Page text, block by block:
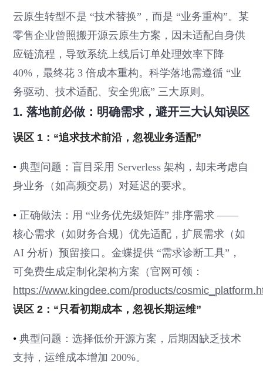
云原生转型不是 “技术替换”，而是 “业务重构”。某
零售企业曾照搬开源云原生方案，因未适配自身供
应链流程，导致系统上线后订单处理效率下降
40%，最终花 3 倍成本重构。科学落地需遵循 “业
务驱动、技术适配、安全兜底” 三大原则。
1. 落地前必做：明确需求，避开三大认知误区
误区 1：“追求技术前沿，忽视业务适配”
•典型问题：盲目采用 Serverless 架构，却未考虑自
身业务（如高频交易）对延迟的要求。
• 正确做法：用 “业务优先级矩阵” 排序需求 ——
核心需求（如财务合规）优先适配，扩展需求（如
AI 分析）预留接口。金蝶提供 “需求诊断工具”，
可免费生成定制化架构方案（官网可领：
https://www.kingdee.com/products/
误区 2：“只看初期成本，忽视长期运维”
•典型问题：选择低价开源方案，后期因缺乏技术
支持，运维成本增加 200%。